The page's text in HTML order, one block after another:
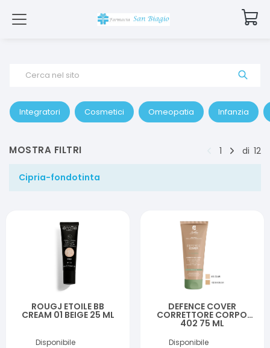
Cerca nel sito
Integratori Cosmetici Omeopatia Infanzia
MOSTRA FILTRI 1 di 12
Cipria-fondotinta
ROUGJ ETOILE BB
CREAM 01 BEIGE 25 ML
Disponibile
DEFENCE COVER
CORRETTORE CORPO
402 75 ML
Disponibile